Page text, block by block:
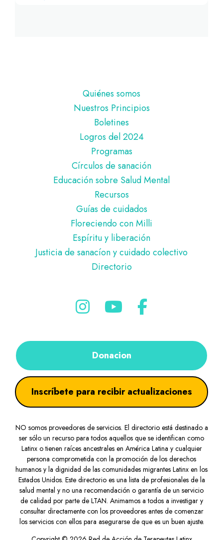
Quiénes somos
Nuestros Principios
Boletines
Logros del 2024
Programas
Círculos de sanación
Educación sobre Salud Mental
Recursos
Guías de cuidados
Floreciendo con Milli
Espíritu y liberación
Justicia de sanacíon y cuidado colectivo
Directorio
Donacion
Inscríbete para recibir actualizaciones
NO somos proveedores de servicios. El directorio está destinado a
ser sólo un recurso para todos aquellos que se identifican como
Latinx o tienen raíces ancestrales en América Latina y cualquier
persona comprometida con la promoción de los derechos
humanos y la dignidad de las comunidades migrantes Latinx en los
Estados Unidos. Este directorio es una lista de profesionales de la
salud mental y no una recomendación o garantía de un servicio
de calidad por parte de LTAN. Animamos a todos a investigar y
consultar directamente con los proveedores antes de comenzar
los servicios con ellos para asegurarse de que es un buen ajuste.